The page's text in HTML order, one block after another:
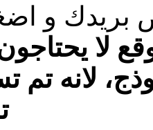
و
لا
لانه